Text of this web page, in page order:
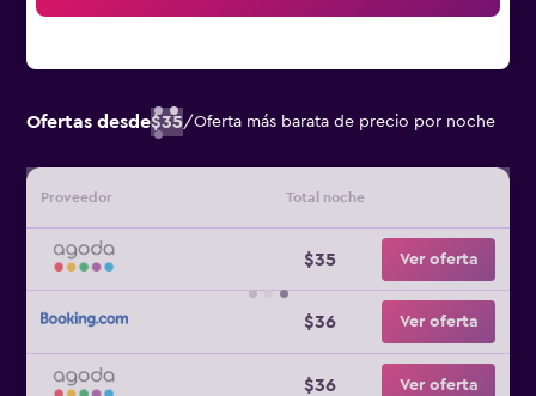
Ofertas desde$35/Oferta más barata de precio por noche
Proveedor Total noche
$35 Ver oferta
$36 Ver oferta
$36 Ver oferta